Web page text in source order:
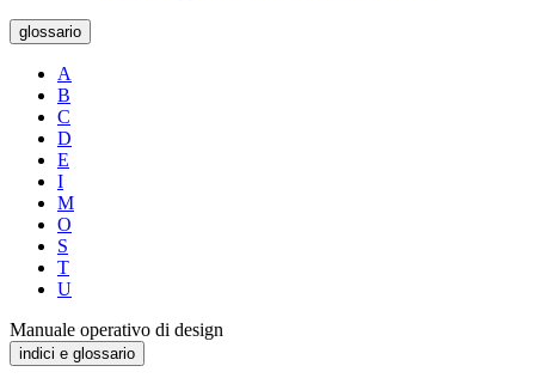
glossario
A
B
C
D
E
I
M
O
S
T
U
Manuale operativo di design
indici e glossario